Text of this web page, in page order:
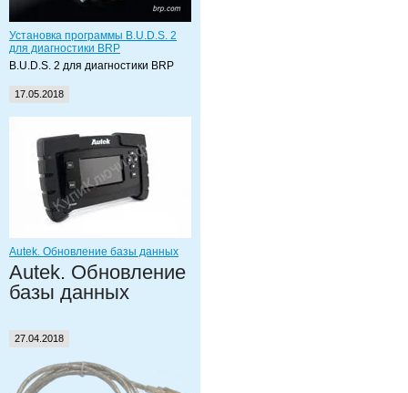
Установка программы B.U.D.S. 2
для диагностики BRP
B.U.D.S. 2 для диагностики BRP
17.05.2018
Autek. Обновление базы данных
Autek. Обновление
базы данных
27.04.2018